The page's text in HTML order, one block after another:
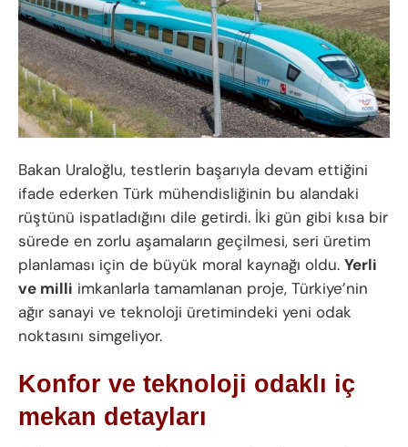
Bakan Uraloğlu, testlerin başarıyla devam ettiğini
ifade ederken Türk mühendisliğinin bu alandaki
rüştünü ispatladığını dile getirdi. İki gün gibi kısa bir
sürede en zorlu aşamaların geçilmesi, seri üretim
planlaması için de büyük moral kaynağı oldu. Yerli
ve milli imkanlarla tamamlanan proje, Türkiye’nin
ağır sanayi ve teknoloji üretimindeki yeni odak
noktasını simgeliyor.
Konfor ve teknoloji odaklı iç
mekan detayları